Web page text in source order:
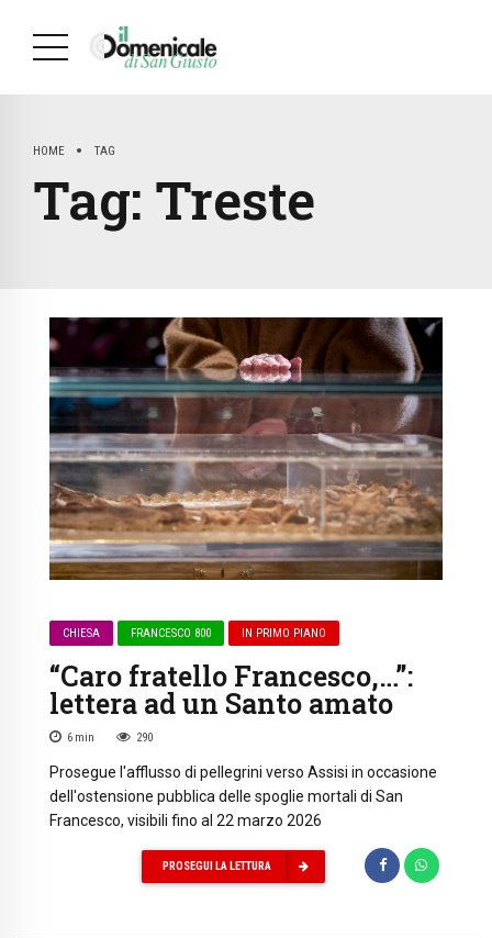
HOME TAG
Tag: Treste
CHIESA FRANCESCO 800 IN PRIMO PIANO
“Caro fratello Francesco,…”:
lettera ad un Santo amato
6 min 290
Prosegue l'afflusso di pellegrini verso Assisi in occasione
dell'ostensione pubblica delle spoglie mortali di San
Francesco, visibili fino al 22 marzo 2026
PROSEGUI LA LETTURA